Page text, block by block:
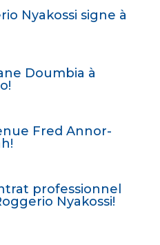
Nyakossi signe à
Doumbia à
Fred Annor-
professionnel
Nyakossi!